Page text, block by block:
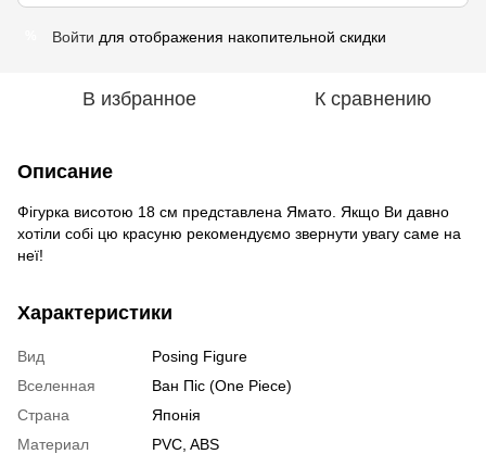
Войти для отображения накопительной скидки
В избранное К сравнению
Описание
Фігурка висотою 18 см представлена Ямато. Якщо Ви давно
хотіли собі цю красуню рекомендуємо звернути увагу саме на
неї!
Характеристики
Вид
Posing Figure
Вселенная
Ван Піс (One Piece)
Страна
Японія
Материал
PVC, ABS